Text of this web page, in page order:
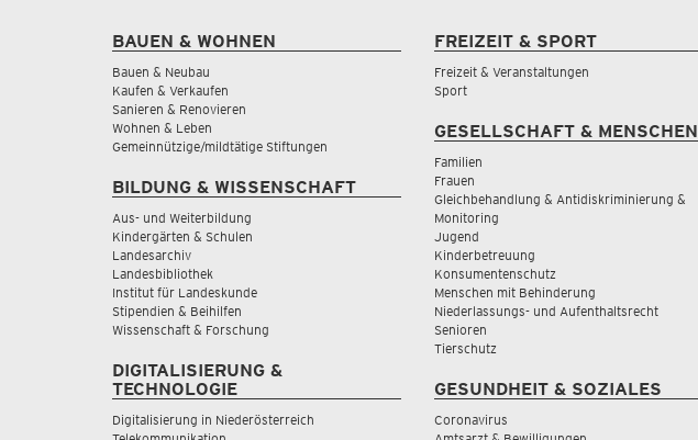
BAUEN & WOHNEN
Bauen & Neubau
Kaufen & Verkaufen
Sanieren & Renovieren
Wohnen & Leben
Gemeinnützige/mildtätige Stiftungen
BILDUNG & WISSENSCHAFT
Aus- und Weiterbildung
Kindergärten & Schulen
Landesarchiv
Landesbibliothek
Institut für Landeskunde
Stipendien & Beihilfen
Wissenschaft & Forschung
DIGITALISIERUNG &
TECHNOLOGIE
Digitalisierung in Niederösterreich
FREIZEIT & SPORT
Freizeit & Veranstaltungen
Sport
GESELLSCHAFT & MENSCHEN
Familien
Frauen
Gleichbehandlung & Antidiskriminierung &
Monitoring
Jugend
Kinderbetreuung
Konsumentenschutz
Menschen mit Behinderung
Niederlassungs- und Aufenthaltsrecht
Senioren
Tierschutz
GESUNDHEIT & SOZIALES
Coronavirus